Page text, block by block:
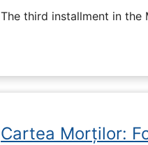
The third installment in the
Cartea Morților: